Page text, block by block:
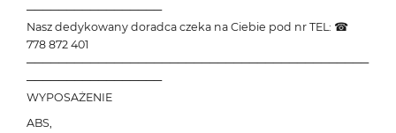
─────────────────
Nasz dedykowany doradca czeka na Ciebie pod nr TEL: ☎
778 872 401
───────────────────────────────────────────
─────────────────
WYPOSAŻENIE
ABS,